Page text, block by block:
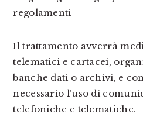
regolamenti
Il trattamento avverrà
telematici e cartacei,
banche dati o archivi, e
necessario l’uso di
telefoniche e telematiche.